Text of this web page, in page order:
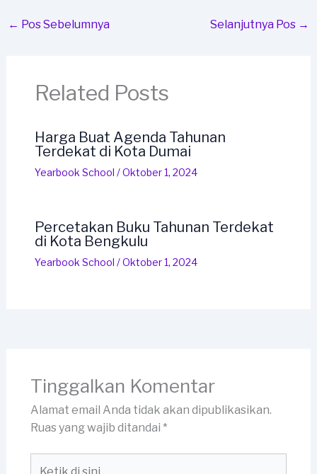
← Pos Sebelumnya Selanjutnya Pos →
Related Posts
Harga Buat Agenda Tahunan
Terdekat di Kota Dumai
Yearbook School /Oktober 1, 2024
Percetakan Buku Tahunan Terdekat
di Kota Bengkulu
Yearbook School /Oktober 1, 2024
Tinggalkan Komentar
Alamat email Anda tidak akan dipublikasikan.
Ruas yang wajib ditandai *